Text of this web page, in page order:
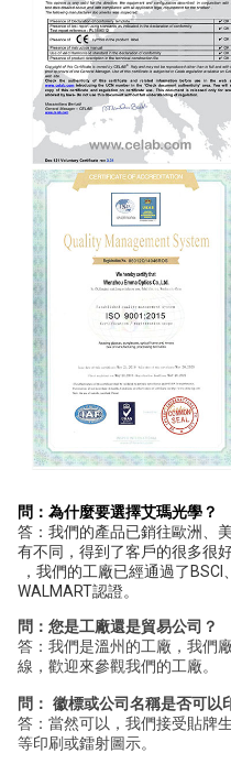
問：為什麼要選擇艾瑪光學？
答：我們的產品已銷往歐洲、
有不同，得到了客戶的很多很
，我們的工廠已經通過了
WALMART認證。
問：您是工廠還是貿易公司？
答：我們是溫州的‎工廠‎，我們
線，歡迎來參觀我們的工廠。
問： 徽標或公司名稱是否可以
答：當然可以，‎我們接受貼牌
等印刷或鐳射圖示。‎